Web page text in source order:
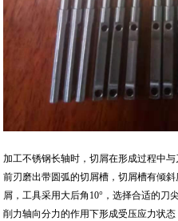
加工不锈钢长轴时，切屑在形成过程中
前刃磨出带圆弧的切屑槽，切屑槽有倾
屑，工具采用大后角10°，选择合适的刀
削力轴向分力的作用下形成受压应力状